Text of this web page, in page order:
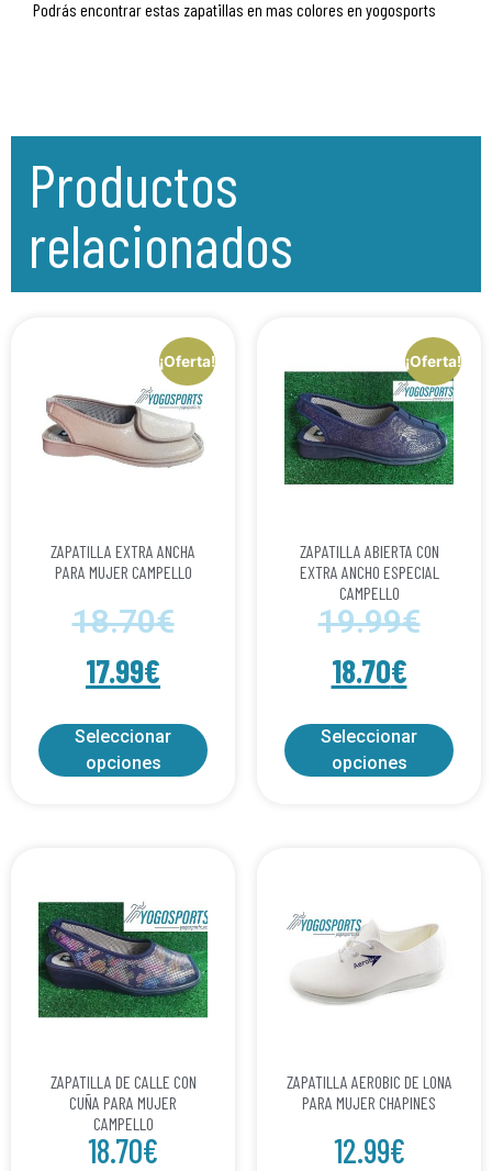
Podrás encontrar estas zapatillas en mas colores en yogosports
Productos
relacionados
¡Oferta!
ZAPATILLA EXTRA ANCHA
PARA MUJER CAMPELLO
18.70€
17.99€
Seleccionar
opciones
¡Oferta!
ZAPATILLA ABIERTA CON
EXTRA ANCHO ESPECIAL
CAMPELLO
19.99€
18.70€
Seleccionar
opciones
ZAPATILLA DE CALLE CON
CUÑA PARA MUJER
CAMPELLO
18.70€
ZAPATILLA AEROBIC DE LONA
PARA MUJER CHAPINES
12.99€